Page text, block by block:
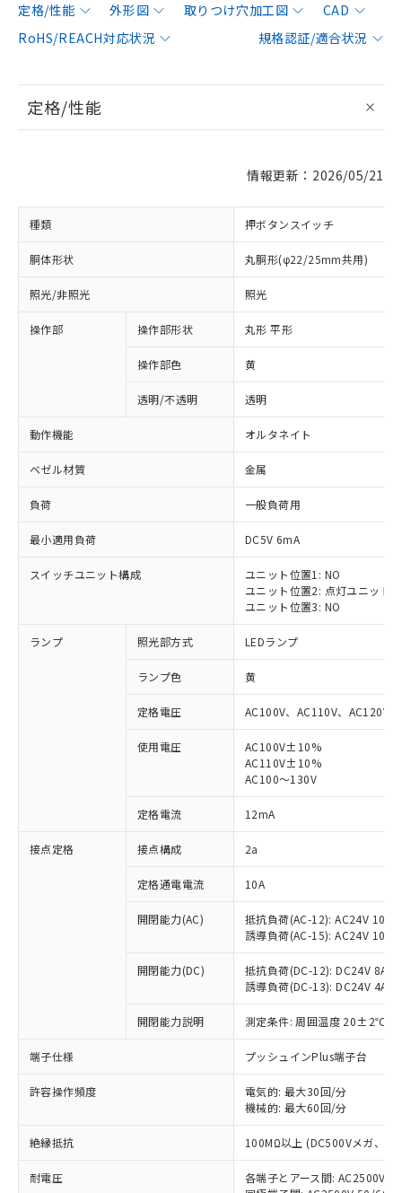
定格/性能 外形図 取りつけ穴加工図
CAD
RoHS/REACH対応状況
規格認証/適合状況
定格/性能
情報更新：2026/05/21
種類 押ボタンスイッチ
胴体形状 丸胴形(φ22/25mm共用)
照光/非照光 照光
操作部 操作部形状 丸形 平形
操作部色 黄
透明/不透明 透明
動作機能 オルタネイト
ベゼル材質 金属
負荷 一般負荷用
最小適用負荷 DC5V 6mA
スイッチユニット構成
ユニット位置1: NO
ユニット位置2: 点灯ユニット
ユニット位置3: NO
ランプ 照光部方式 LEDランプ
ランプ色 黄
定格電圧 AC100V、AC110V、AC120V
使用電圧
AC100V±10%
AC110V±10%
AC100～130V
定格電流 12mA
接点定格 接点構成 2a
定格通電電流 10A
開閉能力(AC)
抵抗負荷(AC-12): AC24V 10A/
誘導負荷(AC-15): AC24V
開閉能力(DC)
抵抗負荷(DC-12): DC24V 8A/
誘導負荷(DC-13): DC24V 4A/
開閉能力説明 測定条件: 周囲温度 20±2℃、
端子仕様 プッシュインPlus端子台
許容操作頻度
電気的: 最大30回/分
機械的: 最大60回/分
絶縁抵抗 100MΩ以上 (DC500Vメガ、点
耐電圧
各端子とアース間: AC2500V
ご利用条件
以下の条件をお読みいただき、同意のうえ
本サービスは、当社制御機器事業取扱
商品の当社在庫状況および標準価格
(税抜)を提供させていただくもので
当社制御機器事業取扱商品の中には、
本サービスの対象外となる商品もある
ことをご了承ください。
在庫状況および標準価格照会結果は、
記載している更新日時点での社内デー
タに基づき作成されるものであり、閲
準価格とは異なる場合があることをご
対応済み：EU RoHS指令（10物質）の
非含有に対応した製品が提供可能な商品で
対応予定：EU RoHS指令（10物質）の非含
有に対応した製品に切り替える予定のある
対応予定なし：EU RoHS指令（10物質）の
非含有に非対応の商品で、対応品を出す予
調査・確認中：EU RoHS指令（10物質）の
非含有の対応状況を調査中または確認中の
非該当品：ライセンス料など無形物で、有
害物質有無と関係のない商品です。
仕入先様の事情により、非含有部品として
いたものが、含有品と判明した場合などや
むを得ず変更することがあります。
*EU RoHS指令（10物質）：
鉛(Pb) 1000ppm以下、 水銀(Hg) 1000ppm以下、 カド
六価クロム(Cr(Ⅵ)) 1000ppm以下、ポリ臭化ビフェニル
「○」：最大均質材料含有率が中国RoHSの
基準値以下であることを示します。
「×」：最大均質材料含有率が中国RoHSの
基準値を超えていることを示します。
「－」：未確認です。当社販売部門へお問
当社は、これら貴社製品のうち、外国
為替および外国貿易法に定める商品
（以下｢規制貨物等」という）を輸出
または国外への提供する場合は、日本
国政府の輸出許可(または役務取引許
可)を取得するなどの必要な手続きを